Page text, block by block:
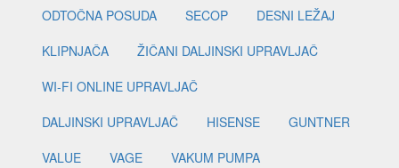
ODTOČNA POSUDA
SECOP
DESNI LEŽAJ
KLIPNJAČA
ŽIČANI DALJINSKI UPRAVLJAČ
WI-FI ONLINE UPRAVLJAČ
DALJINSKI UPRAVLJAČ
HISENSE
GUNTNER
VALUE
VAGE
VAKUM PUMPA